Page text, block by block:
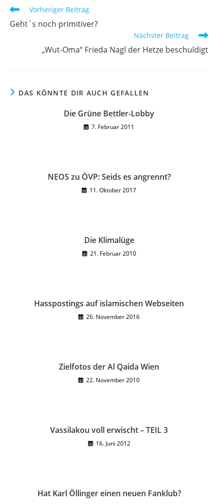
Weitere
Artikel
ansehen
Vorheriger Beitrag
Geht´s noch primitiver?
Nächster Beitrag
„Wut-Oma“ Frieda Nagl der Hetze beschuldigt
DAS KÖNNTE DIR AUCH GEFALLEN
Die Grüne Bettler-Lobby
7. Februar 2011
NEOS zu ÖVP: Seids es angrennt?
11. Oktober 2017
Die Klimalüge
21. Februar 2010
Hasspostings auf islamischen Webseiten
26. November 2016
Zielfotos der Al Qaida Wien
22. November 2010
Vassilakou voll erwischt – TEIL 3
16. Juni 2012
Hat Karl Öllinger einen neuen Fanklub?